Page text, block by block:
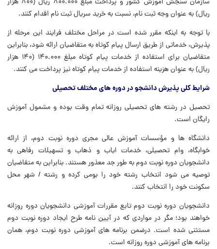
ریال) به عنوان وجه ثبت نام، نسبت به خرید سریال ثبت نام اقدام کنند.
با توجه به اینکه مقرر شده است در مراحل مختلف فرایند این مرحله از
پذیرش، خدماتی از طریق ارسال پیام کوتاه به متقاضیان ارائه شود، بنابراین
متقاضیان برای استفاده از خدمات پیام کوتاه مبلغ ۱۴۰.۰۰۰ (۱۴۰ هزار
ریال) به عنوان هزینه استفاده از خدمات پیام کوتاه نیز پرداخت می کنند.
شرایط کلی پذیرش دانشجو در دوره های مختلف تحصیلی
تحصیل در رشته های تحصیلی روزانه تمام وقت بوده و مشمول آموزش
رایگان است.
دانشگاه ها و مؤسسات آموزش عالی مجری دوره نوبت دوم، از ارائه
خوابگاه، وام تحصیلی، خدمات ایاب و ذهاب و تسهیلات رفاهی به
دانشجویان دوره نوبت دوم به طور جد معذور هستند. بنابراین به متقاضیان
توصیه می شود انتخاب رشته خود را بومی کرده و رشته / شهر محل
سکونت خود را انتخاب کنند.
دانشجویان دوره نوبت دوم تابع مقررات آموزشی دانشجویان دوره روزانه
خواهند بود؛ مگر در مواردی که در آیین نامه طرح ایجاد دوره نوبت دوم
مستثنی شده است. درضمن برنامه های آموزشی دوره نوبت دوم، همان
برنامه های آموزشی دوره روزانه است.